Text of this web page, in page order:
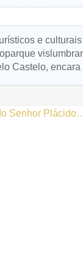
e
Castelo,